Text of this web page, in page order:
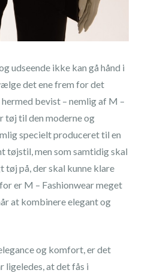
udseende ikke kan gå hånd i
det ene frem for det
bevist – nemlig af M –
tøj til den moderne og
specielt produceret til en
tøjstil, men som samtidig skal
tøj på, der skal kunne klare
er M – Fashionwear meget
at kombinere elegant og
og komfort, er det
ligeledes, at det fås i